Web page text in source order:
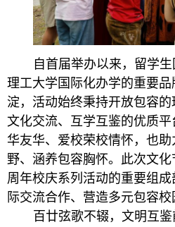
自首届举办以来，留学
理工大学国际化办学的重要
淀，活动始终秉持开放包容
文化交流、互学互鉴的优质
华友华、爱校荣校情怀，也
野、涵养包容胸怀。此次文
周年校庆系列活动的重要组
际交流合作、营造多元包容校
百廿弦歌不辍，文明互